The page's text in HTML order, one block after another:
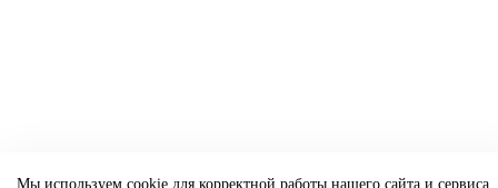
Мы используем cookie для корректной работы нашего сайта и сервиса.